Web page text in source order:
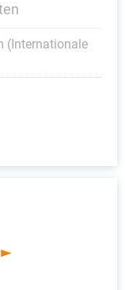
(Internationale